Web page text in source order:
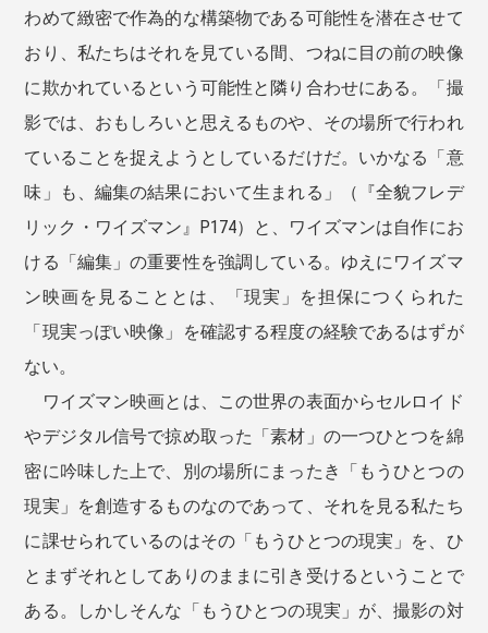
わめて緻密で作為的な構築物である可能性を潜在させて
おり、私たちはそれを見ている間、つねに目の前の映像
に欺かれているという可能性と隣り合わせにある。「撮
影では、おもしろいと思えるものや、その場所で行われ
ていることを捉えようとしているだけだ。いかなる「意
味」も、編集の結果において生まれる」（『全貌フレデ
リック・ワイズマン』P174）と、ワイズマンは自作にお
ける「編集」の重要性を強調している。ゆえにワイズマ
ン映画を見ることとは、「現実」を担保につくられた
「現実っぽい映像」を確認する程度の経験であるはずが
ない。
ワイズマン映画とは、この世界の表面からセルロイド
やデジタル信号で掠め取った「素材」の一つひとつを綿
密に吟味した上で、別の場所にまったき「もうひとつの
現実」を創造するものなのであって、それを見る私たち
に課せられているのはその「もうひとつの現実」を、ひ
とまずそれとしてありのままに引き受けるということで
ある。しかしそんな「もうひとつの現実」が、撮影の対